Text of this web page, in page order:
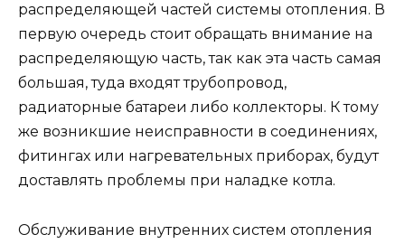
распределяющей частей системы отопления. В
первую очередь стоит обращать внимание на
распределяющую часть, так как эта часть самая
большая, туда входят трубопровод,
радиаторные батареи либо коллекторы. К тому
же возникшие неисправности в соединениях,
фитингах или нагревательных приборах, будут
доставлять проблемы при наладке котла.
Обслуживание внутренних систем отопления